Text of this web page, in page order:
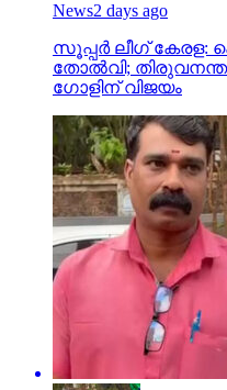
News2 days ago
സൂപ്പര്‍ ലീഗ് കേരള:
തോല്‍വി;
ഗോളിന് വിജയം